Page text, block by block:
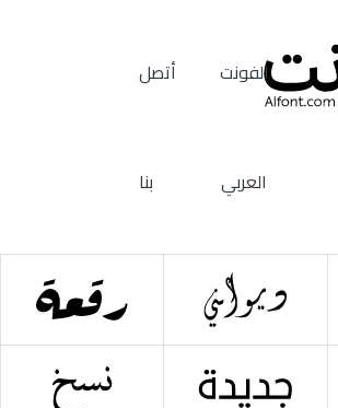
الفونت
العربي
أتصل
بنا